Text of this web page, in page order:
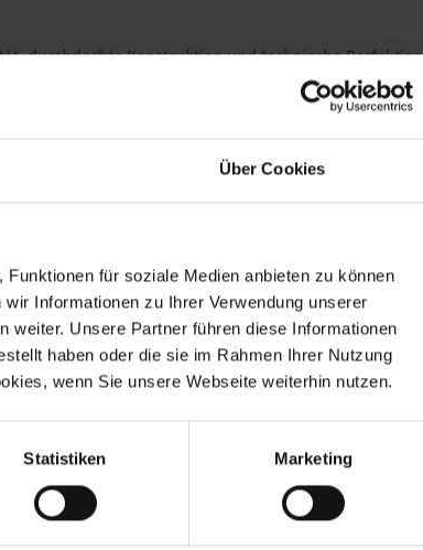
Über Cookies
für soziale Medien anbieten zu können
Informationen zu Ihrer Verwendung unserer
weiter. Unsere Partner führen diese Informationen
haben oder die sie im Rahmen Ihrer Nutzung
wenn Sie unsere Webseite weiterhin nutzen.
Statistiken Marketing
durchdachte Konstruktion und technische
gesenkt wird.
erfolgen.
100CS, R 100RS, R 100RT
Mystic.